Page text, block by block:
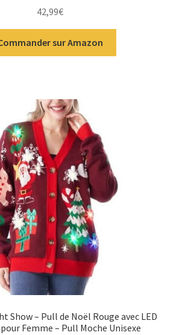
42,99€
sur Amazon
Show – Pull de Noël Rouge avec LED
Femme – Pull Moche Unisexe